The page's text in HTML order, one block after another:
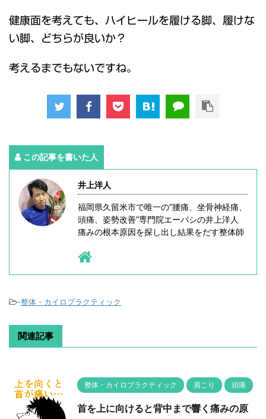
健康面を考えても、ハイヒールを履ける脚、履けな
い脚、どちらが良いか？
考えるまでもないですね。
この記事を書いた人
井上洋人
福岡県久留米市で唯一の”腰痛、坐骨神経痛、
頭痛、姿勢改善”専門院エーパシの井上洋人
痛みの根本原因を探し出し結果をだす整体師
-整体・カイロプラクティック
関連記事
整体・カイロプラクティック 肩こり 頭痛
首を上に向けると背中まで響く痛みの原